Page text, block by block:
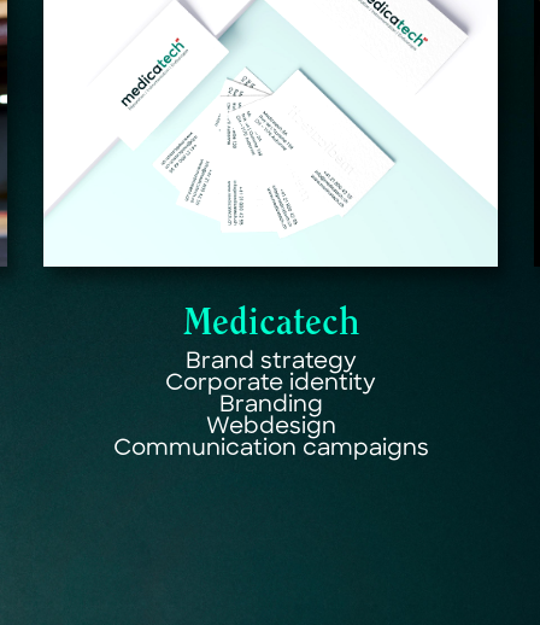
Medicatech
Brand strategy
Corporate identity
Branding
Webdesign
Communication campaigns